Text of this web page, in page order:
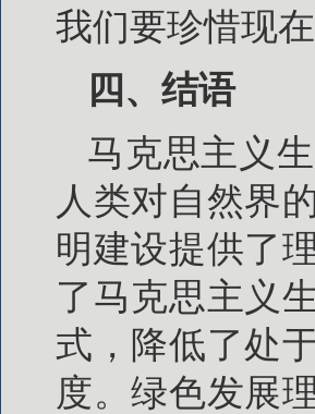
我们要珍惜现
四、结语
马克思主义
人类对自然界
明建设提供了
了马克思主义
式，降低了处
度。绿色发展